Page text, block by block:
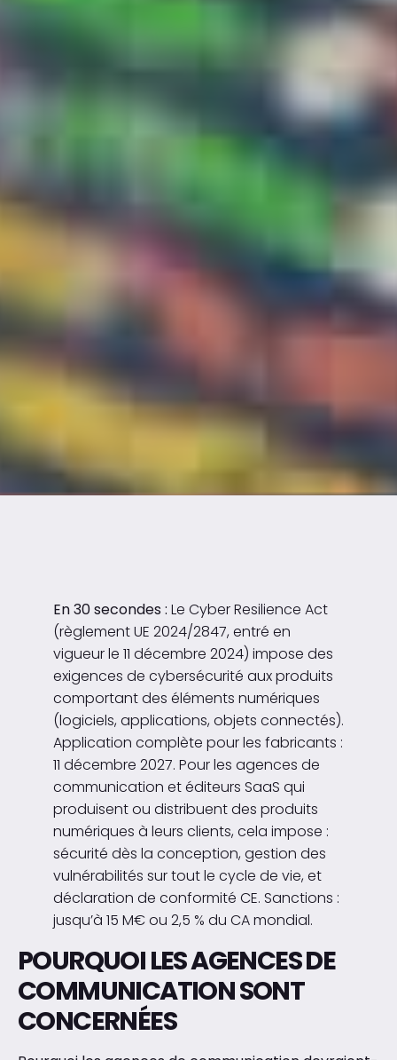
En 30 secondes : Le Cyber Resilience Act
(règlement UE 2024/2847, entré en
vigueur le 11 décembre 2024) impose des
exigences de cybersécurité aux produits
comportant des éléments numériques
(logiciels, applications, objets connectés).
Application complète pour les fabricants :
11 décembre 2027. Pour les agences de
communication et éditeurs SaaS qui
produisent ou distribuent des produits
numériques à leurs clients, cela impose :
sécurité dès la conception, gestion des
vulnérabilités sur tout le cycle de vie, et
déclaration de conformité CE. Sanctions :
jusqu’à 15 M€ ou 2,5 % du CA mondial.
POURQUOI LES AGENCES DE
COMMUNICATION SONT
CONCERNÉES